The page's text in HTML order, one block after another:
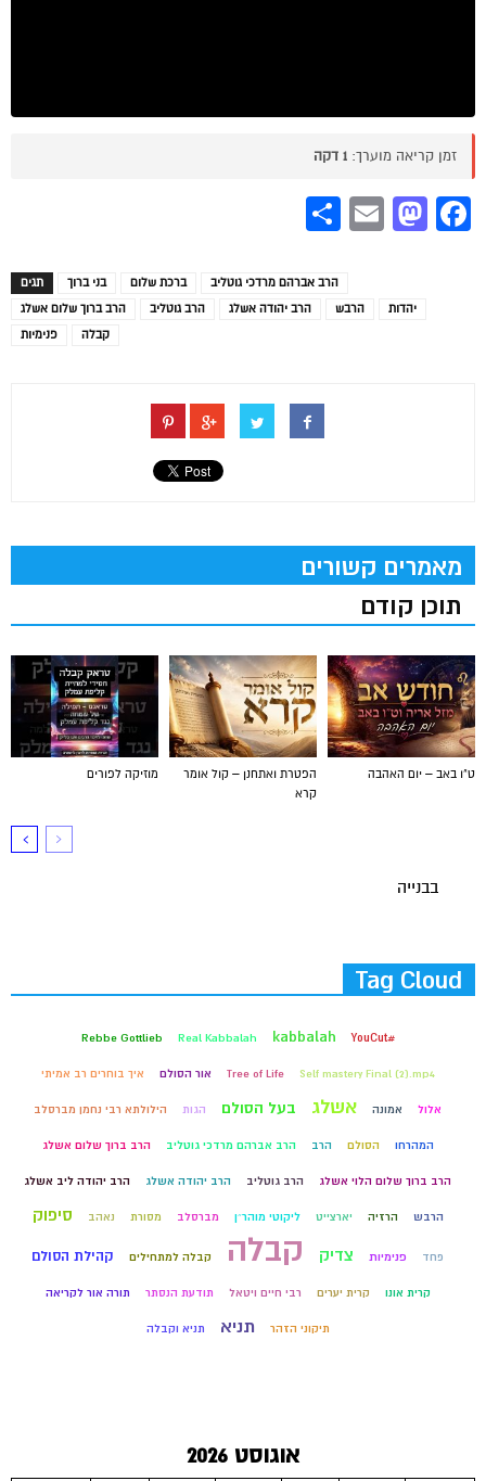
זמן קריאה מוערך: 1 דקה
Facebook
Mastodon
Email
תגים בני ברוך ברכת שלום
הרב אברהם מרדכי גוטליב
הרב ברוך שלום אשלג
הרב גוטליב הרב יהודה אשלג הרבש
יהדות
פנימיות
קבלה
מאמרים קשורים
תוכן קודם
מוזיקה לפורים
הפטרת ואתחנן – קול אומר
קרא
ט"ו באב – יום האהבה
בבנייה
Tag Cloud
#YouCut
kabbalah
Real Kabbalah
Rebbe Gottlieb
Self mastery Final (2).mp4
Tree of Life אור הסולם איך בוחרים רב אמיתי
אלול אמונה אשלג בעל הסולם הגות הילולתא רבי נחמן מברסלב
המהרחו הסולם הרב הרב אברהם מרדכי גוטליב הרב ברוך שלום אשלג
הרב ברוך שלום הלוי אשלג הרב גוטליב הרב יהודה אשלג הרב יהודה ליב אשלג
הרבש הרזיה יארצייט ליקוטי מוהר״ן מברסלב מסורת נאהב סיפוק
פחד פנימיות צדיק קבלה קבלה למתחילים קהילת הסולם
קרית אונו קרית יערים רבי חיים ויטאל תודעת הנסתר תורה אור לקריאה
תיקוני הזהר תניא תניא וקבלה
אוגוסט 2026